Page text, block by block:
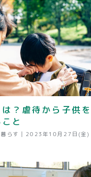
？虐待から子供を
と
らす | 2023年10月27日(金)